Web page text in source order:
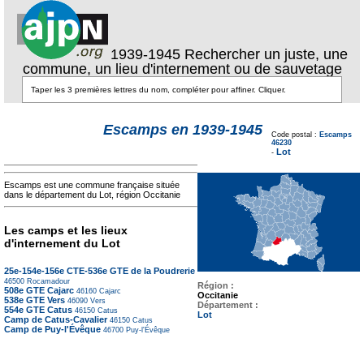
1939-1945 Rechercher un juste, une
commune, un lieu d'internement ou de sauvetage
Escamps en 1939-1945
Code postal : Escamps
46230
- Lot
Région :
Occitanie
Département :
Lot
Escamps est une commune française située
dans le département du Lot, région Occitanie
Les camps et les lieux
d'internement du Lot
25e-154e-156e CTE-536e GTE de la Poudrerie
46500 Rocamadour
508e GTE Cajarc 46160 Cajarc
538e GTE Vers 46090 Vers
554e GTE Catus 46150 Catus
Camp de Catus-Cavalier 46150 Catus
Camp de Puy-l'Évêque 46700 Puy-l'Évêque